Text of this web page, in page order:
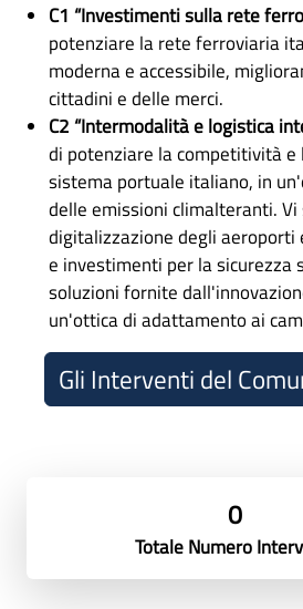
C1 “Investimenti sulla rete
potenziare la rete ferroviaria
moderna e accessibile,
cittadini e delle merci.
C2 “Intermodalità e logistica
di potenziare la competitività
sistema portuale italiano, in
delle emissioni climalteranti.
digitalizzazione degli
e investimenti per la sicurezza
soluzioni fornite
un'ottica di adattamento ai
Gli Interventi del
0
Totale Numero